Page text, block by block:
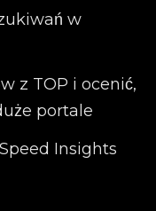
w
z TOP i ocenić,
portale
Insights